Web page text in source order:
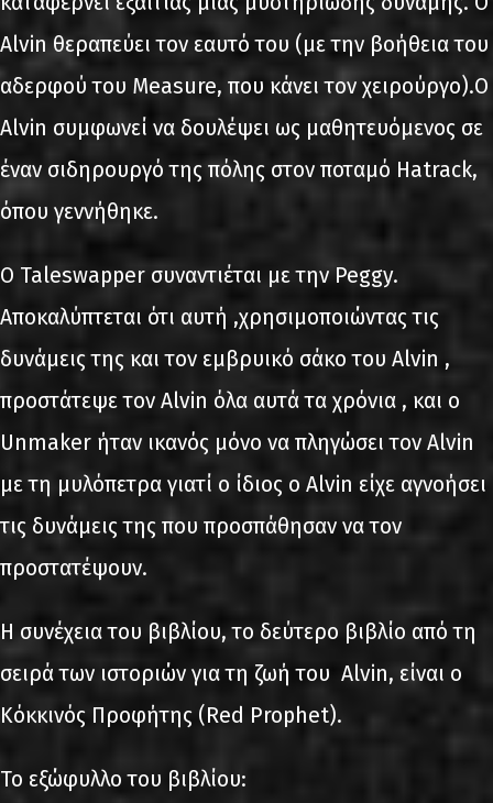
Alvin θεραπεύει τον εαυτό του (με την βοήθεια του
αδερφού του Measure, που κάνει τον χειρούργο).Ο
Alvin συμφωνεί να δουλέψει ως μαθητευόμενος σε
έναν σιδηρουργό της πόλης στον ποταμό Hatrack,
όπου γεννήθηκε.
Ο Taleswapper συναντιέται με την Peggy.
Αποκαλύπτεται ότι αυτή ,χρησιμοποιώντας τις
δυνάμεις της και τον εμβρυικό σάκο του Alvin ,
προστάτεψε τον Alvin όλα αυτά τα χρόνια , και ο
Unmaker ήταν ικανός μόνο να πληγώσει τον Alvin
με τη μυλόπετρα γιατί ο ίδιος ο Alvin είχε αγνοήσει
τις δυνάμεις της που προσπάθησαν να τον
προστατέψουν.
Η συνέχεια του βιβλίου, το δεύτερο βιβλίο από τη
σειρά των ιστοριών για τη ζωή του Alvin, είναι ο
Κόκκινός Προφήτης (Red Prophet).
Το εξώφυλλο του βιβλίου: